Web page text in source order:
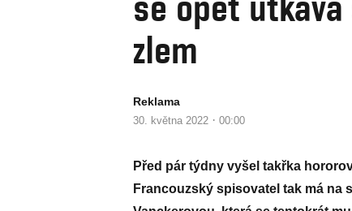
zlem
Reklama
30. května 2022 · 00:00
Před pár týdny vyšel takřka
Francouzský spisovatel tak má